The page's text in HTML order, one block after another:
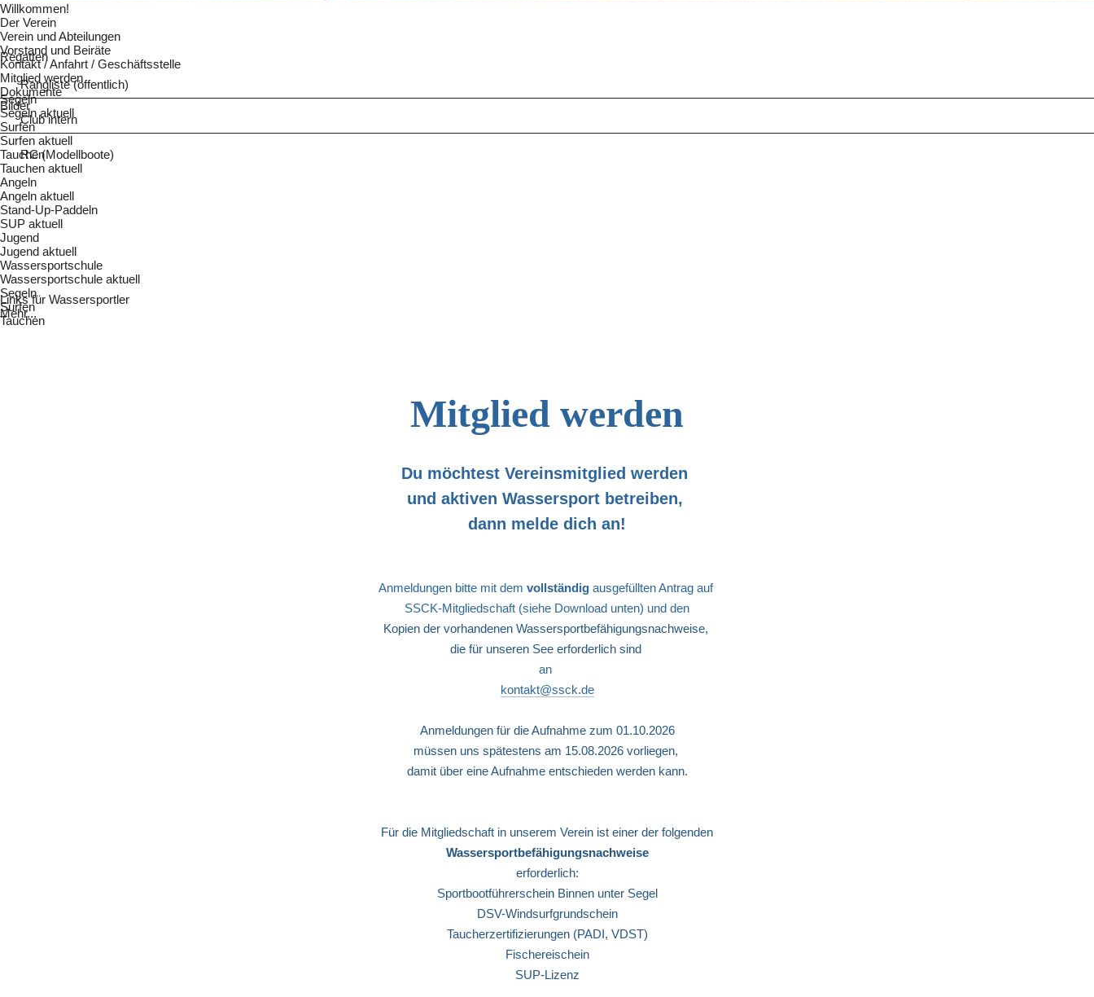
Willkommen!
Der Verein
Verein und Abteilungen
Vorstand und Beiräte
Kontakt / Anfahrt / Geschäftsstelle
Mitglied werden
Dokumente
Bilder
Regatten
Rangliste (öffentlich)
Club intern
RC (Modellboote)
Segeln
Segeln aktuell
Surfen
Surfen aktuell
Tauchen
Tauchen aktuell
Angeln
Angeln aktuell
Stand-Up-Paddeln
SUP aktuell
Jugend
Jugend aktuell
Wassersportschule
Wassersportschule aktuell
Segeln
Surfen
Tauchen
Links für Wassersportler
Mehr...
Mitglied werden
Du möchtest Vereinsmitglied werden
und aktiven Wassersport betreiben,
dann melde dich an!
Anmeldungen bitte mit dem vollständig ausgefüllten Antrag auf
SSCK-Mitgliedschaft (siehe Download unten) und den
Kopien der vorhandenen Wassersportbefähigungsnachweise,
die für unseren See erforderlich sind
an
kontakt@ssck.de
Anmeldungen für die Aufnahme zum 01.10.2026
müssen uns spätestens am 15.08.2026 vorliegen,
damit über eine Aufnahme entschieden werden kann.
Für die Mitgliedschaft in unserem Verein ist einer der folgenden
Wassersportbefähigungsnachweise
erforderlich:
Sportbootführerschein Binnen unter Segel
DSV-Windsurfgrundschein
Taucherzertifizierungen (PADI, VDST)
Fischereischein
SUP-Lizenz